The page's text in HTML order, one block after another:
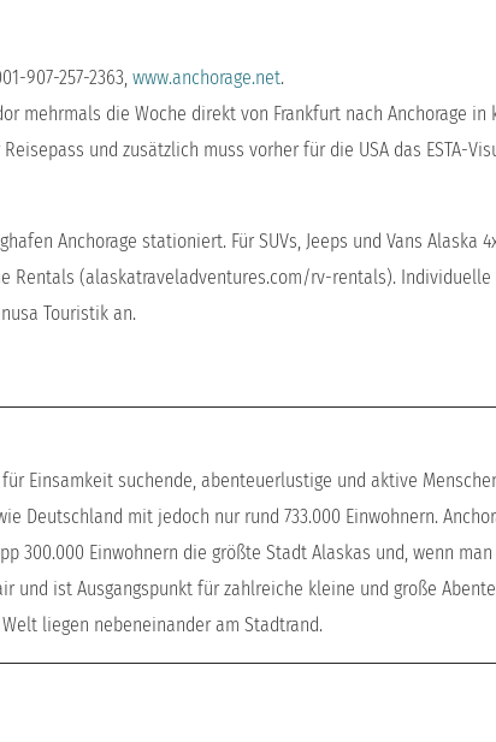
907-257-2363, www.anchorage.net.
mehrmals die Woche direkt von Frankfurt nach Anchorage in
und zusätzlich muss vorher für die USA das ESTA-
Anchorage stationiert. Für SUVs, Jeeps und Vans Alaska
Rentals (alaskatraveladventures.com/rv-rentals).
Touristik an.
Einsamkeit suchende, abenteuerlustige und aktive
Deutschland mit jedoch nur rund 733.000 Einwohnern.
300.000 Einwohnern die größte Stadt Alaskas und, wenn
und ist Ausgangspunkt für zahlreiche kleine und große
liegen nebeneinander am Stadtrand.